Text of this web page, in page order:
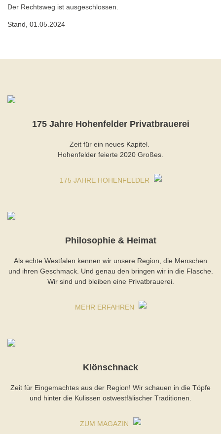
Der Rechtsweg ist ausgeschlossen.
Stand, 01.05.2024
175 Jahre Hohenfelder Privatbrauerei
Zeit für ein neues Kapitel.
Hohenfelder feierte 2020 Großes.
175 JAHRE HOHENFELDER
Philosophie & Heimat
Als echte Westfalen kennen wir unsere Region, die Menschen
und ihren Geschmack. Und genau den bringen wir in die Flasche.
Wir sind und bleiben eine Privatbrauerei.
MEHR ERFAHREN
Klönschnack
Zeit für Eingemachtes aus der Region! Wir schauen in die Töpfe
und hinter die Kulissen ostwestfälischer Traditionen.
ZUM MAGAZIN